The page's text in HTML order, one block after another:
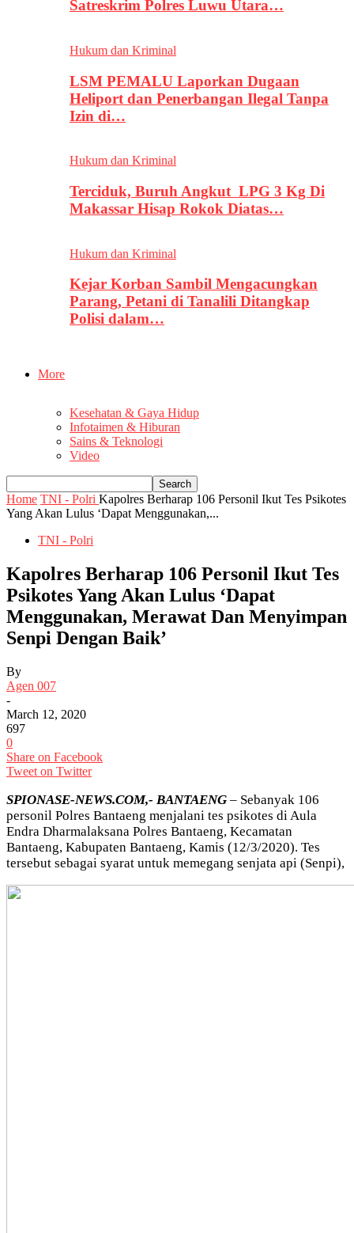
Satreskrim Polres Luwu Utara…
Hukum dan Kriminal
LSM PEMALU Laporkan Dugaan
Heliport dan Penerbangan Ilegal Tanpa
Izin di…
Hukum dan Kriminal
Terciduk, Buruh Angkut LPG 3 Kg Di
Makassar Hisap Rokok Diatas…
Hukum dan Kriminal
Kejar Korban Sambil Mengacungkan
Parang, Petani di Tanalili Ditangkap
Polisi dalam…
More
Kesehatan & Gaya Hidup
Infotaimen & Hiburan
Sains & Teknologi
Video
Home TNI - Polri Kapolres Berharap 106 Personil Ikut Tes Psikotes
Yang Akan Lulus ‘Dapat Menggunakan,...
TNI - Polri
Kapolres Berharap 106 Personil Ikut Tes
Psikotes Yang Akan Lulus ‘Dapat
Menggunakan, Merawat Dan Menyimpan
Senpi Dengan Baik’
By
Agen 007
-
March 12, 2020
697
0
Share on Facebook
Tweet on Twitter
SPIONASE-NEWS.COM,- BANTAENG – Sebanyak 106
personil Polres Bantaeng menjalani tes psikotes di Aula
Endra Dharmalaksana Polres Bantaeng, Kecamatan
Bantaeng, Kabupaten Bantaeng, Kamis (12/3/2020). Tes
tersebut sebagai syarat untuk memegang senjata api (Senpi),